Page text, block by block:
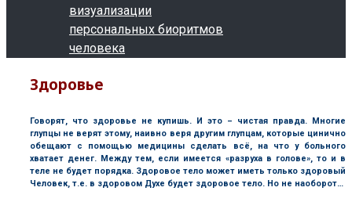
визуализации
персональных биоритмов
человека
Здоровье
Говорят, что здоровье не купишь. И это – чистая правда. Многие
глупцы не верят этому, наивно веря другим глупцам, которые цинично
обещают с помощью медицины сделать всё, на что у больного
хватает денег. Между тем, если имеется «разруха в голове», то и в
теле не будет порядка. Здоровое тело может иметь только здоровый
Человек, т.е. в здоровом Духе будет здоровое тело. Но не наоборот…